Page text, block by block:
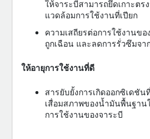
ให้จาระบีสามารถยึดเกาะต
แวดล้อมการใช้งานที่เปียก
ความเสถียรต่อการใช้งานข
ถูกเฉือน และลดการรั่วซึมจ
ให้อายุการใช้งานที่ดี
สารยับยั้งการเกิดออกซิเดชั
เสื่อมสภาพของน้ำมันพื้นฐาน
การใช้งานของจาระบี